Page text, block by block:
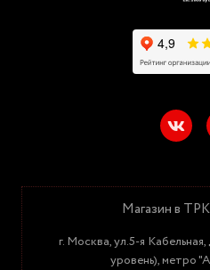
Магазин в
г. Москва, ул.5-я
уровень), метро